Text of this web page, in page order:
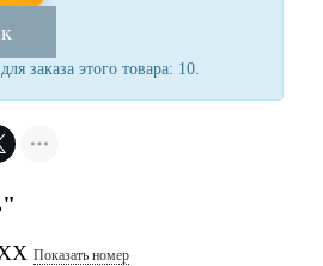
заказа этого товара: 10.
Показать номер